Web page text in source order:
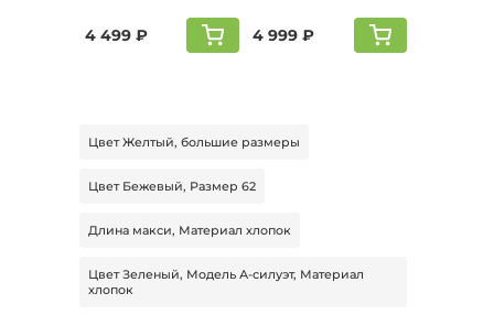
4 499 ₽ 4 999 ₽
Цвет Желтый, большие размеры
Цвет Бежевый, Размер 62
Длина макси, Материал хлопок
Цвет Зеленый, Модель А-силуэт, Материал
хлопок